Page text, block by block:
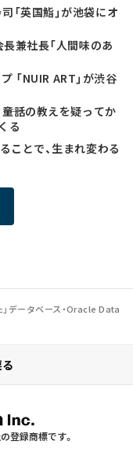
「英国鮨」が池袋にオ
兼社長「人間味のあ
「NUIR ART」が渋谷
童話の教えを疑ってか
る
ことで、生まれ変わる
」データベース・Oracle Data
登録商標です。